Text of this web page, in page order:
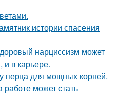
истории спасения
нарциссизм может
и в карьере.
перца для мощных корней.
может стать